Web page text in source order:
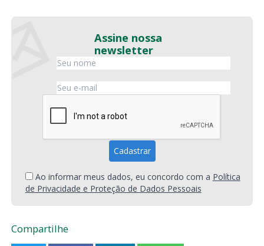
Assine nossa
newsletter
Ao informar meus dados, eu concordo com a Política
de Privacidade e Proteção de Dados Pessoais
Compartilhe